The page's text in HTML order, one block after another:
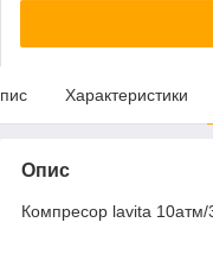
Характеристики
Опис
Компресор lavita